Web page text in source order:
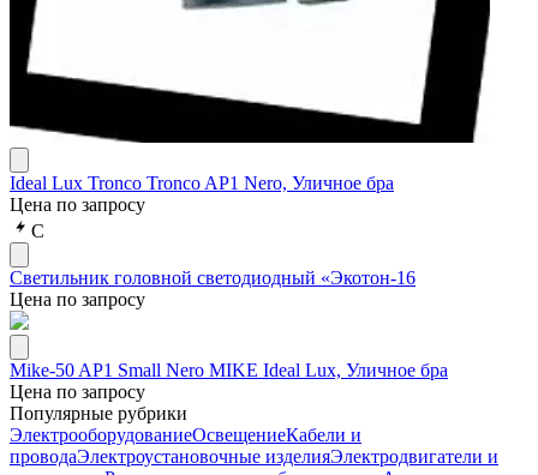
Ideal Lux Tronco Tronco AP1 Nero, Уличное бра
Цена по запросу
С
Светильник головной светодиодный «Экотон-16
Цена по запросу
Mike-50 AP1 Small Nero MIKE Ideal Lux, Уличное бра
Цена по запросу
Популярные рубрики
ЭлектрооборудованиеОсвещениеКабели и
проводаЭлектроустановочные изделияЭлектродвигатели и